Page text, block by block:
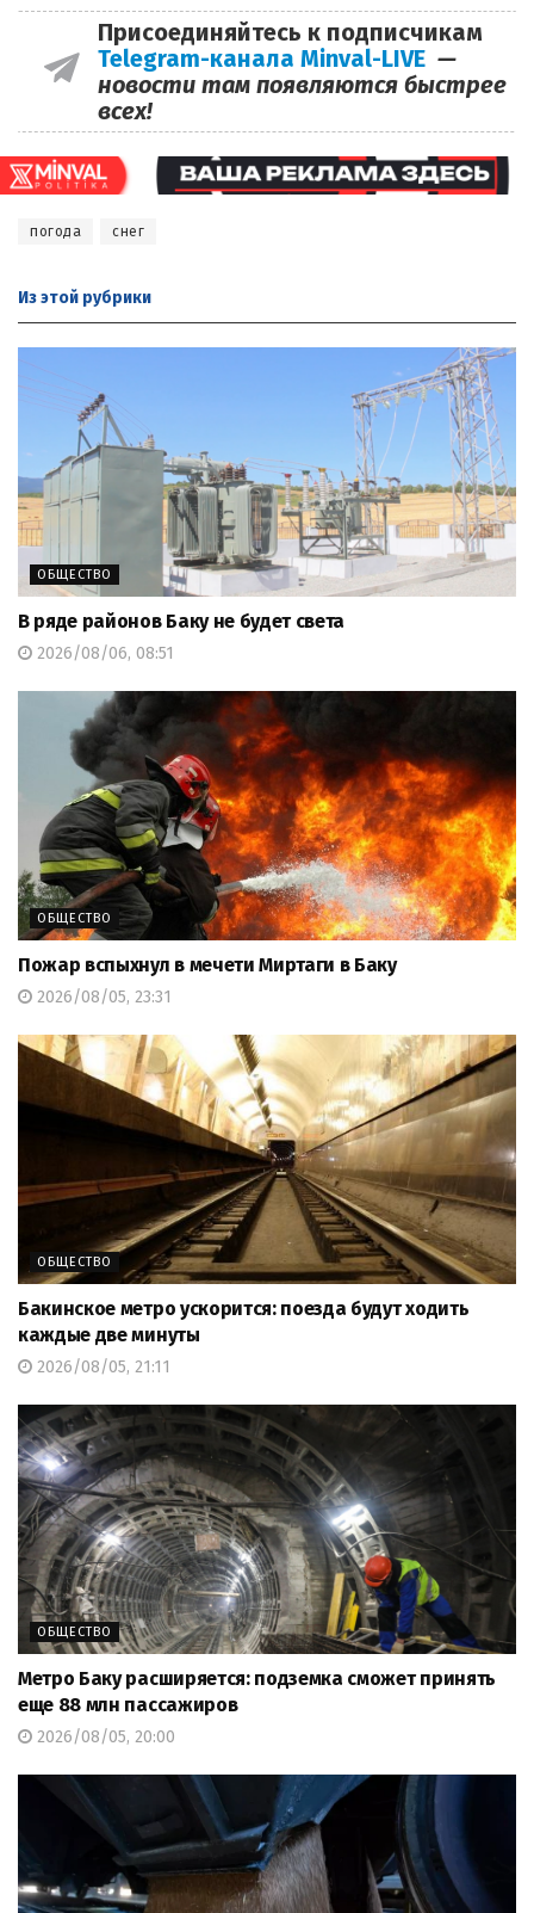
Присоединяйтесь к подписчикам
Telegram-канала Minval-LIVE —
новости там появляются быстрее
всех!
погода снег
Из этой рубрики
ОБЩЕСТВО
В ряде районов Баку не будет света
2026/08/06, 08:51
ОБЩЕСТВО
Пожар вспыхнул в мечети Миртаги в Баку
2026/08/05, 23:31
ОБЩЕСТВО
Бакинское метро ускорится: поезда будут ходить
каждые две минуты
2026/08/05, 21:11
ОБЩЕСТВО
Метро Баку расширяется: подземка сможет принять
еще 88 млн пассажиров
2026/08/05, 20:00